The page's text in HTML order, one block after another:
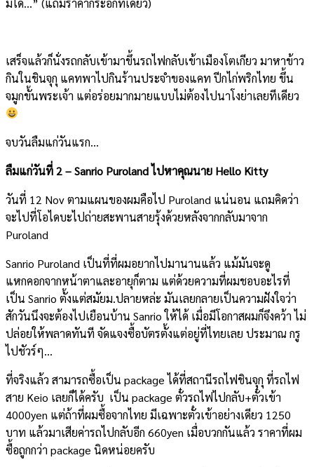
มิได้…” (แถมราคากระอักทีเดียว)
เสร็จแล้วก็นั่งรถกลับเข้ามาขึ้นรถไฟกลับเข้าเมืองโตเกียว มาหาข้าว
กินในชินจุกุ แคทพาไปกินร้านประจำของแคท ปีกไก่พริกไทย ขึ้น
จมูกขั้นพระเจ้า แต่อร่อยมากมายแบบไม่ต้องไปนาโงย่าเลยทีเดียว
จบวันลืมแก่วันแรก…
ลืมแก่วันที่ 2 – Sanrio Puroland ไปหาคุณนาย Hello Kitty
วันที่ 12 Nov ตามแผนของผมคือไป Puroland แน่นอน แถมคิดว่า
จะไปที่โอไดบะไปถ่ายสะพานสายรุ้งด้วยหลังจากกลับมาจาก
Puroland
Sanrio Puroland เป็นที่ที่ผมอยากไปมานานแล้ว แม้มันจะดู
แหกคอกจากหน้าตาและอายุก็ตาม แต่ด้วยความที่ผมชอบอะไรที่
เป็น Sanrio ตั้งแต่สมัยม.ปลายหล่ะ มันเลยกลายเป็นความฝังใจว่า
สักวันนึงจะต้องไปเยือนบ้าน Sanrio ให้ได้ เมื่อมีโอกาสผมก็จึงคว้า ไม่
ปล่อยให้พลาดทันที จัดแจงซื้อบัตรตั้งแต่อยู่ที่ไทยเลย ประมาณ กรู
ไปชัวร์ๆ…
ที่จริงแล้ว สามารถซื้อเป็น package ได้ที่สถานีรถไฟชินจุกุ ที่รถไฟ
สาย Keio เลยก็ได้ครับ เป็น package ตั๋วรถไฟไปกลับ+ตั๋วเข้า
4000yen แต่ถ้าที่ผมซื้อจากไทย มีเฉพาะตั๋วเข้าอย่างเดียว 1250
บาท แล้วมาเสียค่ารถไปกลับอีก 660yen เมื่อบวกกันแล้ว ราคาที่ผม
ซื้อถูกกว่า package นิดหน่อยครับ